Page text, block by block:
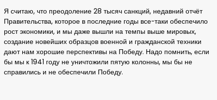
Я считаю, что преодоление 28 тысяч санкций, недавний отчёт
Правительства, которое в последние годы все-таки обеспечило
рост экономики, и мы даже вышли на темпы выше мировых,
создание новейших образцов военной и гражданской техники
дают нам хорошие перспективы на Победу. Надо помнить, если
бы мы к 1941 году не уничтожили пятую колонны, мы бы не
справились и не обеспечили Победу.